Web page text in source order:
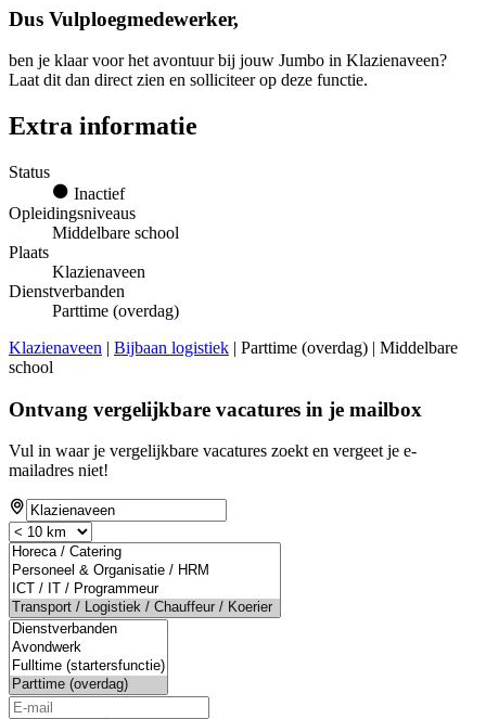
Dus Vulploegmedewerker,
ben je klaar voor het avontuur bij jouw Jumbo in Klazienaveen?
Laat dit dan direct zien en solliciteer op deze functie.
Extra informatie
Status
Inactief
Opleidingsniveaus
Middelbare school
Plaats
Klazienaveen
Dienstverbanden
Parttime (overdag)
Klazienaveen | Bijbaan logistiek | Parttime (overdag) | Middelbare
school
Ontvang vergelijkbare vacatures in je mailbox
Vul in waar je vergelijkbare vacatures zoekt en vergeet je e-
mailadres niet!
If
you
are
a
human,
ignore
this
field